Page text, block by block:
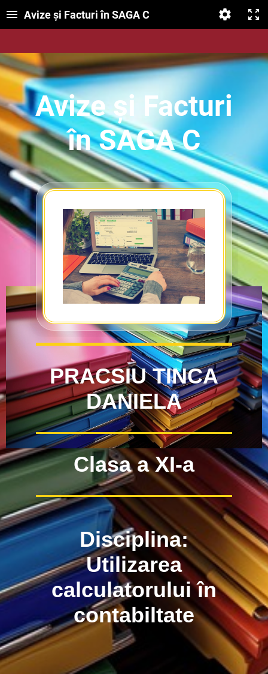
Avize și Facturi în SAGA C
Avize și Facturi
în SAGA C
PRACSIU TINCA
DANIELA
Clasa a XI-a
Disciplina:
Utilizarea
calculatorului în
contabiltate